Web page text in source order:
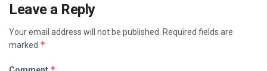
Leave a Reply
Your email address will not be published.
Required fields are
marked *